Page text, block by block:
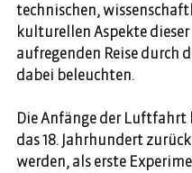
technischen,
kulturellen Aspekte dieser
aufregenden Reise durch
dabei beleuchten.
Die Anfänge der Luftfahrt
das 18. Jahrhundert
werden, als erste